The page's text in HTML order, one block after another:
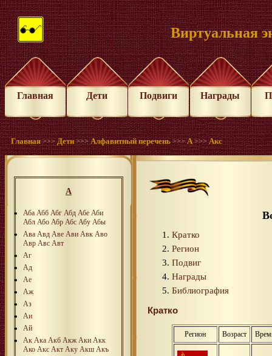
Виртуальная
Главная Дети Подвиги Награды
Главная >>>Дети >>>Алфавитный перечень >>>А >>>Акс
А
Аба Абб Абг Абд Абе Аби
Абл Або Абр Абс Абу Абы
Ава Авд Аве Ави Авк Аво
Авр Авс Авт
Аг
Ад
Ае
Аж
Аз
Аи
Ай
Ак Ака Акб Акж Аки Акк
Ако Акс Акт Аку Акш Акъ
Кратко
Регион
Подвиг
Награды
Библиография
Кратко
Регион Возраст